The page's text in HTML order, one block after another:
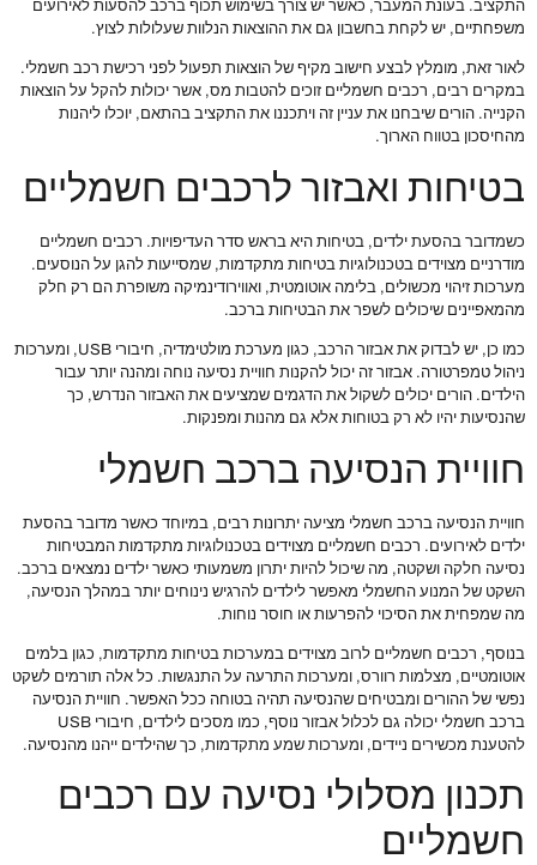
התקציב. בעונת המעבר, כאשר יש צורך בשימוש תכוף ברכב להסעות לאירועים
משפחתיים, יש לקחת בחשבון גם את ההוצאות הנלוות שעלולות לצוץ.
לאור זאת, מומלץ לבצע חישוב מקיף של הוצאות תפעול לפני רכישת רכב חשמלי.
במקרים רבים, רכבים חשמליים זוכים להטבות מס, אשר יכולות להקל על הוצאות
הקנייה. הורים שיבחנו את עניין זה ויתכננו את התקציב בהתאם, יוכלו ליהנות
מהחיסכון בטווח הארוך.
בטיחות ואבזור לרכבים חשמליים
כשמדובר בהסעת ילדים, בטיחות היא בראש סדר העדיפויות. רכבים חשמליים
מודרניים מצוידים בטכנולוגיות בטיחות מתקדמות, שמסייעות להגן על הנוסעים.
מערכות זיהוי מכשולים, בלימה אוטומטית, ואווירודינמיקה משופרת הם רק חלק
מהמאפיינים שיכולים לשפר את הבטיחות ברכב.
כמו כן, יש לבדוק את אבזור הרכב, כגון מערכת מולטימדיה, חיבורי USB, ומערכות
ניהול טמפרטורה. אבזור זה יכול להקנות חוויית נסיעה נוחה ומהנה יותר עבור
הילדים. הורים יכולים לשקול את הדגמים שמציעים את האבזור הנדרש, כך
שהנסיעות יהיו לא רק בטוחות אלא גם מהנות ומפנקות.
חוויית הנסיעה ברכב חשמלי
חוויית הנסיעה ברכב חשמלי מציעה יתרונות רבים, במיוחד כאשר מדובר בהסעת
ילדים לאירועים. רכבים חשמליים מצוידים בטכנולוגיות מתקדמות המבטיחות
נסיעה חלקה ושקטה, מה שיכול להיות יתרון משמעותי כאשר ילדים נמצאים ברכב.
השקט של המנוע החשמלי מאפשר לילדים להרגיש נינוחים יותר במהלך הנסיעה,
מה שמפחית את הסיכוי להפרעות או חוסר נוחות.
בנוסף, רכבים חשמליים לרוב מצוידים במערכות בטיחות מתקדמות, כגון בלמים
אוטומטיים, מצלמות רוורס, ומערכות התרעה על התנגשות. כל אלה תורמים לשקט
נפשי של ההורים ומבטיחים שהנסיעה תהיה בטוחה ככל האפשר. חוויית הנסיעה
ברכב חשמלי יכולה גם לכלול אבזור נוסף, כמו מסכים לילדים, חיבורי USB
להטענת מכשירים ניידים, ומערכות שמע מתקדמות, כך שהילדים ייהנו מהנסיעה.
תכנון מסלולי נסיעה עם רכבים
חשמליים